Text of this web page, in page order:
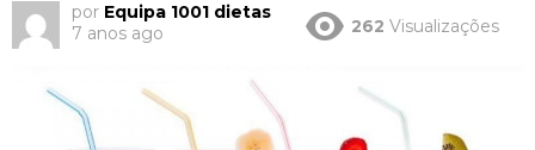
por Equipa 1001 dietas
7 anos ago
262 Visualizações